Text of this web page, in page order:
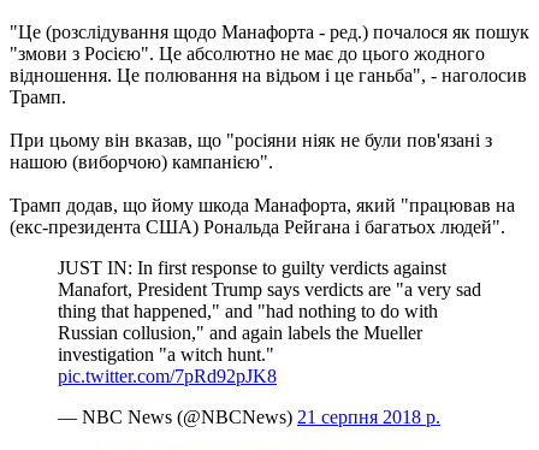
"Це (розслідування щодо Манафорта - ред.) почалося як пошук
"змови з Росією". Це абсолютно не має до цього жодного
відношення. Це полювання на відьом і це ганьба", - наголосив
Трамп.
При цьому він вказав, що "росіяни ніяк не були пов'язані з
нашою (виборчою) кампанією".
Трамп додав, що йому шкода Манафорта, який "працював на
(екс-президента США) Рональда Рейгана і багатьох людей".
JUST IN: In first response to guilty verdicts against
Manafort, President Trump says verdicts are "a very sad
thing that happened," and "had nothing to do with
Russian collusion," and again labels the Mueller
investigation "a witch hunt."
pic.twitter.com/7pRd92pJK8
— NBC News (@NBCNews) 21 серпня 2018 р.